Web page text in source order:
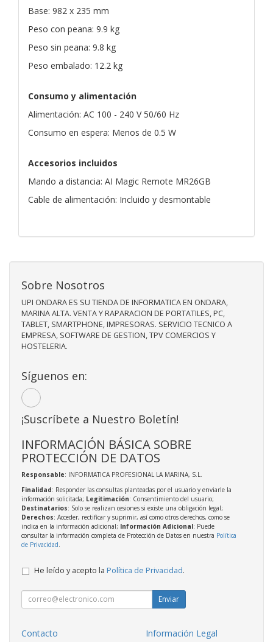
Base: 982 x 235 mm
Peso con peana: 9.9 kg
Peso sin peana: 9.8 kg
Peso embalado: 12.2 kg
Consumo y alimentación
Alimentación: AC 100 - 240 V 50/60 Hz
Consumo en espera: Menos de 0.5 W
Accesorios incluidos
Mando a distancia: AI Magic Remote MR26GB
Cable de alimentación: Incluido y desmontable
Sobre Nosotros
UPI ONDARA ES SU TIENDA DE INFORMATICA EN ONDARA,
MARINA ALTA. VENTA Y RAPARACION DE PORTATILES, PC,
TABLET, SMARTPHONE, IMPRESORAS. SERVICIO TECNICO A
EMPRESA, SOFTWARE DE GESTION, TPV COMERCIOS Y
HOSTELERIA.
Síguenos en:
¡Suscríbete a Nuestro Boletín!
INFORMACIÓN BÁSICA SOBRE
PROTECCIÓN DE DATOS
Responsable: INFORMATICA PROFESIONAL LA MARINA, S.L.
Finalidad: Responder las consultas planteadas por el usuario y enviarle la
información solicitada; Legitimación: Consentimiento del usuario;
Destinatarios: Solo se realizan cesiones si existe una obligación legal;
Derechos: Acceder, rectificar y suprimir, así como otros derechos, como se
indica en la información adicional; Información Adicional: Puede
consultar la información completa de Protección de Datos en nuestra Política
de Privacidad
He leído y acepto la Política de Privacidad.
Enviar
Contacto
Información Legal